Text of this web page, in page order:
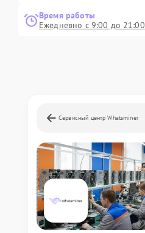
Время работы
Ежедневно с 9:00 до 21:00
Сервисный центр Whatsminer